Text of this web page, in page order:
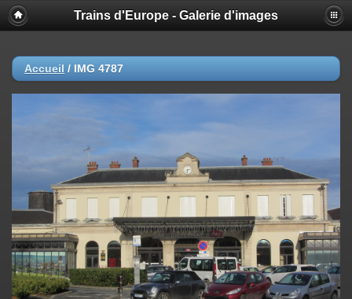
Trains d'Europe - Galerie d'images
Accueil / IMG 4787